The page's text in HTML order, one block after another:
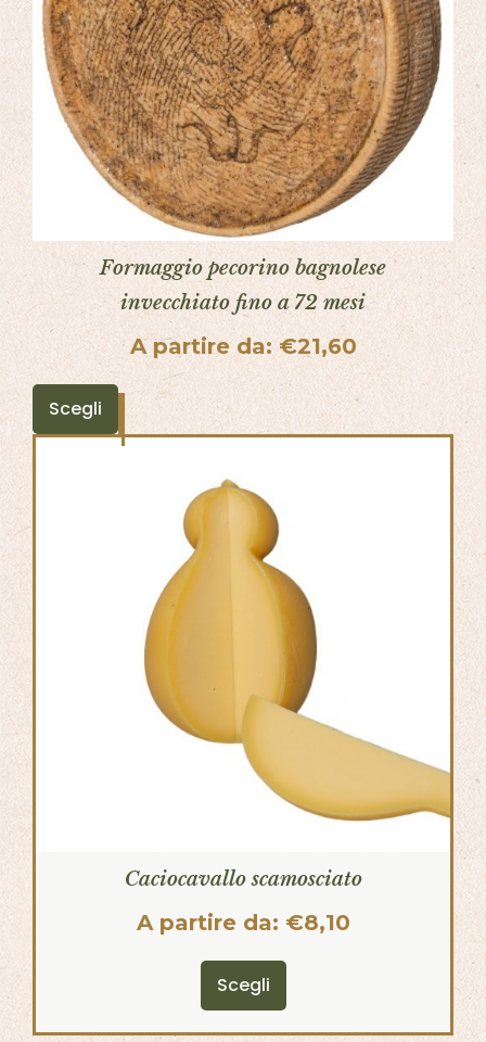
Formaggio pecorino bagnolese
invecchiato fino a 72 mesi
A partire da:€21,60
Scegli
Caciocavallo scamosciato
A partire da: €8,10
Scegli